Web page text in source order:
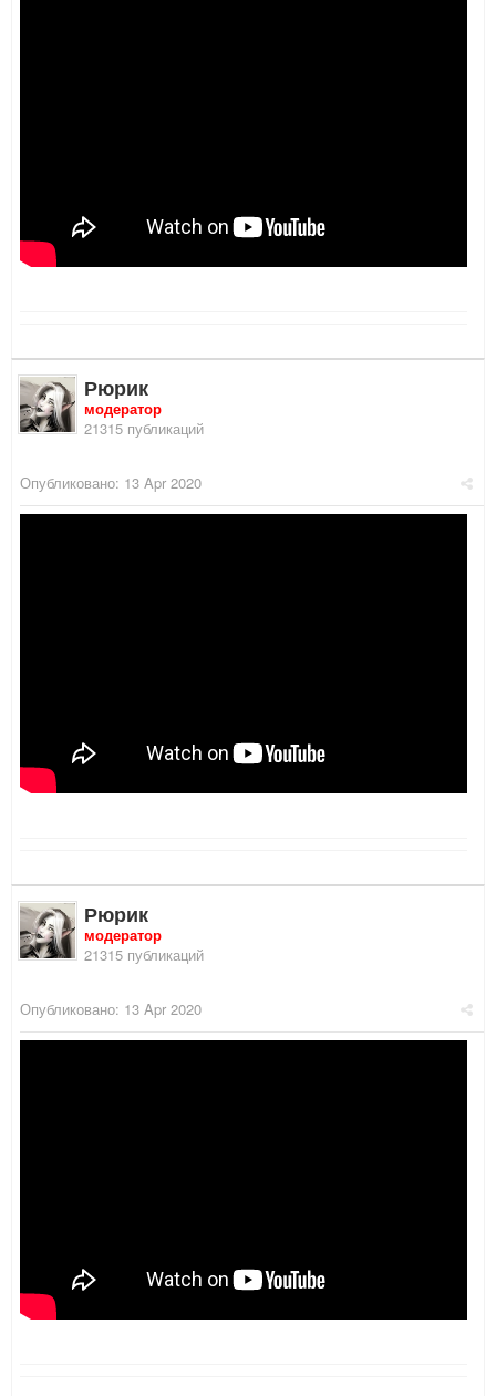
Рюрик
модератор
21315 публикаций
Опубликовано: 13 Apr 2020
Рюрик
модератор
21315 публикаций
Опубликовано: 13 Apr 2020